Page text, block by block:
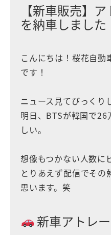
【新車販売】
を納車しまし
こんにちは！桜花自動
です！
ニュース見てびっくり
明日、BTSが韓国で26
しい。
想像もつかない人数に
とりあえず配信でその
思います。笑
新車アトレ